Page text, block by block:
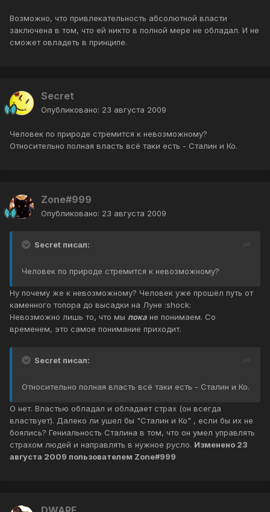
Возможно, что привлекательность абсолютной власти
заключена в том, что ей никто в полной мере не обладал. И не
сможет овладеть в принципе.
Secret
Опубликовано: 23 августа 2009
Человек по природе стремится к невозможному?
Относительно полная власть всё таки есть - Сталин и Ко.
Zone#999
Опубликовано: 23 августа 2009
Secret писал:
Человек по природе стремится к невозможному?
Ну почему же к невозможному? Человек уже прошёл путь от
каменного топора до высадки на Луне :shock:
Невозможно лишь то, что мы пока не понимаем. Со
временем, это самое понимание приходит.
Secret писал:
Относительно полная власть всё таки есть - Сталин и Ко.
О нет. Властью обладал и обладает страх (он всегда
властвует). Далеко ли ушел бы "Сталин и Ко" , если бы их не
боялись? Гениальность Сталина в том, что он умел управлять
страхом людей и направлять в нужное русло. Изменено 23
августа 2009 пользователем Zone#999